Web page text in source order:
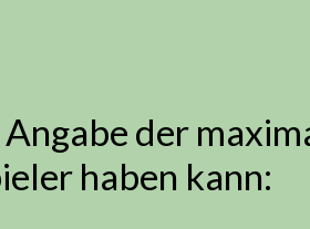
der
haben kann: